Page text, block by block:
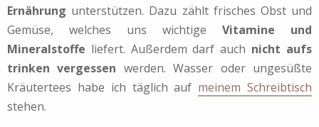
Ernährung unterstützen. Dazu zählt frisches Obst und
Gemüse, welches uns wichtige Vitamine und
Mineralstoffe liefert. Außerdem darf auch nicht aufs
trinken vergessen werden. Wasser oder ungesüßte
Kräutertees habe ich täglich auf meinem Schreibtisch
stehen.